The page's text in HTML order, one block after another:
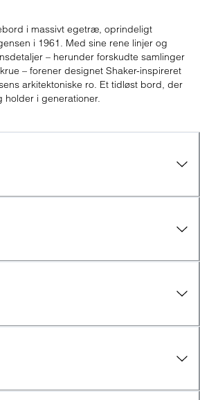
i massivt egetræ, oprindeligt
i 1961. Med sine rene linjer og
– herunder forskudte samlinger
– forener designet Shaker-inspireret
arkitektoniske ro. Et tidløst bord, der
holder i generationer.